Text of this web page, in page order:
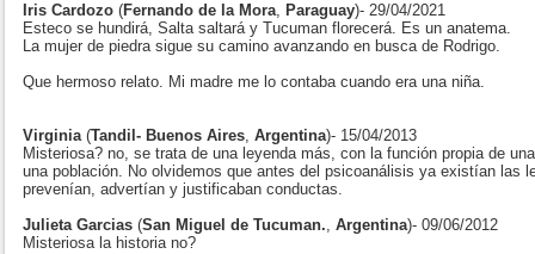
Iris Cardozo (Fernando de la Mora, Paraguay)- 29/04/2021
Esteco se hundirá, Salta saltará y Tucuman florecerá. Es un anatema.
La mujer de piedra sigue su camino avanzando en busca de Rodrigo.
Que hermoso relato. Mi madre me lo contaba cuando era una niña.
Virginia(Tandil- Buenos Aires, Argentina)- 15/04/2013
Misteriosa? no, se trata de una leyenda más, con la función propia de
una población. No olvidemos que antes del psicoanálisis ya existían las
prevenían, advertían y justificaban conductas.
Julieta Garcias (San Miguel de Tucuman., Argentina)- 09/06/2012
Misteriosa la historia no?